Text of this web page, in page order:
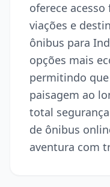
oferece
viações e
ônibus para
opções mais
permitindo
paisagem ao
total
de ônibus
aventura com